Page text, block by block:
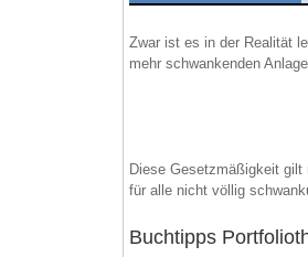
Zwar ist es in der Realität
mehr schwankenden
Diese Gesetzmäßigkeit gilt
für alle nicht völlig
Buchtipps